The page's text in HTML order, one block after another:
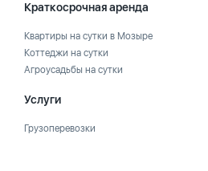
Краткосрочная аренда
Квартиры на сутки в Мозыре
Коттеджи на сутки
Агроусадьбы на сутки
Услуги
Грузоперевозки